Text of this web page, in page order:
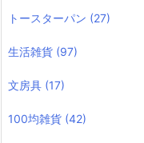
トースターパン (27)
生活雑貨 (97)
文房具 (17)
100均雑貨 (42)